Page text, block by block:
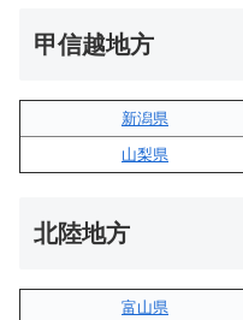
甲信越地方
新潟県
山梨県
北陸地方
富山県